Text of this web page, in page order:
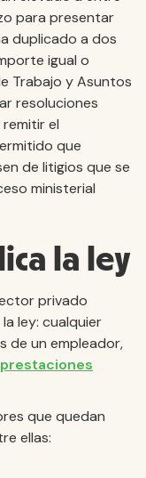
para presentar
duplicado a dos
igual o
Trabajo y Asuntos
resoluciones
el
que
de litigios que se
ministerial
la ley
privado
ley: cualquier
de un empleador,
prestaciones
que quedan
ellas: